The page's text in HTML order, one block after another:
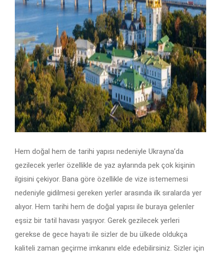
Hem doğal hem de tarihi yapısı nedeniyle Ukrayna’da
gezilecek yerler özellikle de yaz aylarında pek çok kişinin
ilgisini çekiyor. Bana göre özellikle de vize istememesi
nedeniyle gidilmesi gereken yerler arasında ilk sıralarda yer
alıyor. Hem tarihi hem de doğal yapısı ile buraya gelenler
eşsiz bir tatil havası yaşıyor. Gerek gezilecek yerleri
gerekse de gece hayatı ile sizler de bu ülkede oldukça
kaliteli zaman geçirme imkanını elde edebilirsiniz. Sizler için